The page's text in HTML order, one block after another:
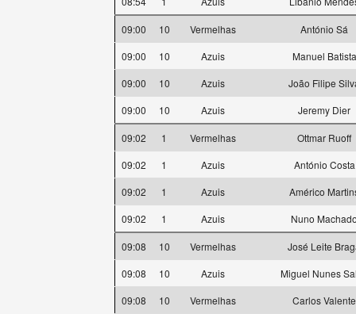
09:00 10 Vermelhas
António Sá
09:00
10 Azuis
Manuel Batista
09:00
10 Azuis
João Filipe
09:00
10 Azuis Jeremy Dier
09:02 1 Vermelhas
Ottmar Ruoff
09:02
1 Azuis
António Costa
09:02
1 Azuis
Américo
09:02
1 Azuis Nuno
09:08 10 Vermelhas
José Leite
09:08
10 Azuis
Miguel Nunes
09:08
10 Vermelhas
Carlos Valente